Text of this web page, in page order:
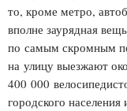
то, кроме метро,
вполне заурядная
по самым скромным
на улицу выезжают
400 000
городского